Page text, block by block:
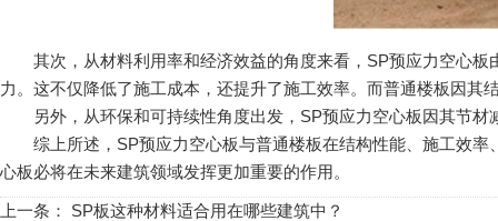
其次，从材料利用率和经济效益的角度来看，SP预应力空心
力。这不仅降低了施工成本，还提升了施工效率。而普通楼板因
另外，从环保和可持续性角度出发，SP预应力空心板因其节材
综上所述，SP预应力空心板与普通楼板在结构性能、施工效率
心板必将在未来建筑领域发挥更加重要的作用。
上一条： SP板这种材料适合用在哪些建筑中？